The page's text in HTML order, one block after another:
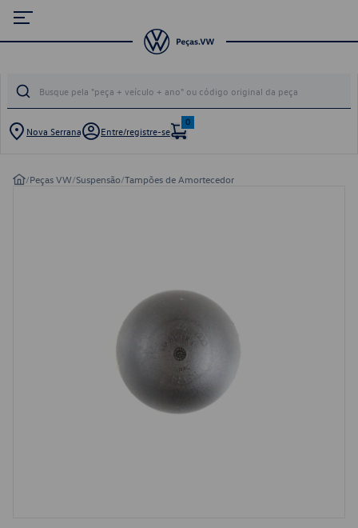
Nova Serrana Entre/registre-se
0
/Peças VW/Suspensão/Tampões de Amortecedor